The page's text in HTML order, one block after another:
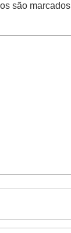
são marcados